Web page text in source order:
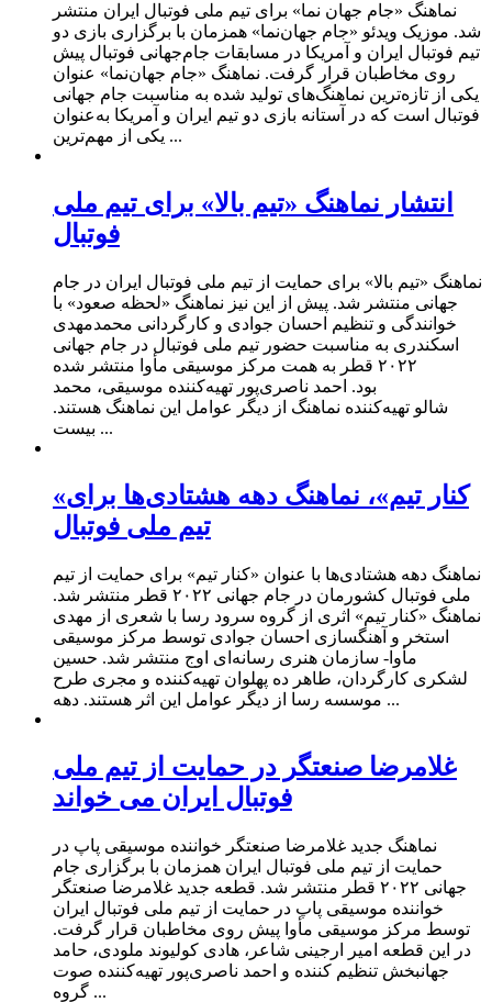
نماهنگ «جام جهان نما» برای تیم ملی فوتبال ایران منتشر
شد. موزیک ویدئو «جام جهان‌نما» همزمان با برگزاری بازی دو
تیم فوتبال ایران و آمریکا در مسابقات جام‌جهانی فوتبال پیش
روی مخاطبان قرار گرفت. نماهنگ «جام جهان‌نما» عنوان
یکی از تازه‌ترین نماهنگ‌های تولید شده به مناسبت جام جهانی
فوتبال است که در آستانه بازی دو تیم ایران و آمریکا به‌عنوان
یکی از مهم‌ترین ...
انتشار نماهنگ «تیم بالا» برای تیم ملی
فوتبال
نماهنگ «تیم بالا» برای حمایت از تیم ملی فوتبال ایران در جام
جهانی منتشر شد. پیش از این نیز نماهنگ «لحظه صعود» با
خوانندگی و تنظیم احسان جوادی و کارگردانی محمدمهدی
اسکندری به مناسبت حضور تیم ملی فوتبال در جام جهانی
۲۰۲۲ قطر به همت مرکز موسیقی مأوا منتشر شده
بود. احمد ناصری‌پور تهیه‌کننده موسیقی، محمد
شالو تهیه‌کننده نماهنگ از دیگر عوامل این نماهنگ هستند.
بیست ...
«کنار تیم»، نماهنگ دهه هشتادی‌ها برای
تیم ملی فوتبال
نماهنگ دهه هشتادی‌ها با عنوان «کنار تیم» برای حمایت از تیم
ملی فوتبال کشورمان در جام جهانی ۲۰۲۲ قطر منتشر شد.
نماهنگ «کنار تیم» اثری از گروه سرود رسا با شعری از مهدی
استخر و آهنگسازی احسان جوادی توسط مرکز موسیقی
مأوا- سازمان هنری رسانه‌ای اوج منتشر شد. حسین
لشکری کارگردان، طاهر ده پهلوان تهیه‌کننده و مجری طرح
موسسه رسا از دیگر عوامل این اثر هستند. دهه ...
غلامرضا صنعتگر در حمایت از تیم ملی
فوتبال ایران می خواند
نماهنگ جدید غلامرضا صنعتگر خواننده موسیقی پاپ در
حمایت از تیم ملی فوتبال ایران همزمان با برگزاری جام
جهانی ۲۰۲۲ قطر منتشر شد. قطعه جدید غلامرضا صنعتگر
خواننده موسیقی پاپ در حمایت از تیم ملی فوتبال ایران
توسط مرکز موسیقی مأوا پیش روی مخاطبان قرار گرفت.
در این قطعه امیر ارجینی شاعر، هادی کولیوند ملودی، حامد
جهانبخش تنظیم کننده و احمد ناصری‌پور تهیه‌کننده صوت
گروه ...